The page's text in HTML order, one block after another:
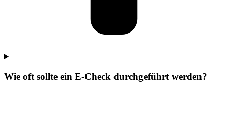
Wie oft sollte ein E-Check durchgeführt werden?